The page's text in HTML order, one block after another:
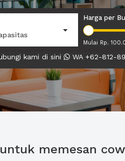
Harga per
Mulai Rp.
kami di sini WA +62-812-
memesan